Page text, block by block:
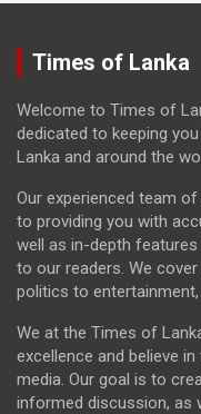
Times of Lanka
Welcome to Times of
dedicated to keeping
Lanka and around the
Our experienced team
to providing you with
well as in-depth
to our readers. We
politics to
We at the Times of
excellence and believe
media. Our goal is to
informed discussion, as